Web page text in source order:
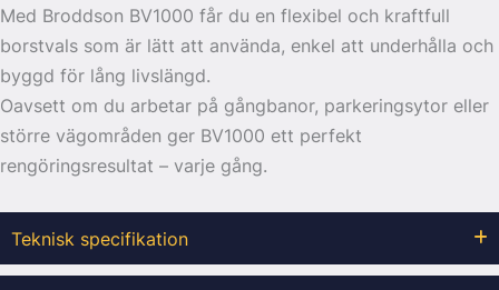
Med Broddson BV1000 får du en flexibel och kraftfull
borstvals som är lätt att använda, enkel att underhålla och
byggd för lång livslängd.
Oavsett om du arbetar på gångbanor, parkeringsytor eller
större vägområden ger BV1000 ett perfekt
rengöringsresultat – varje gång.
Teknisk specifikation